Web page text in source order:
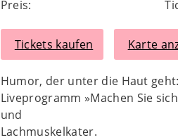
Preis:
Tickets kaufen Karte
Humor, der unter die Haut
Liveprogramm »Machen Sie
und
Lachmuskelkater.